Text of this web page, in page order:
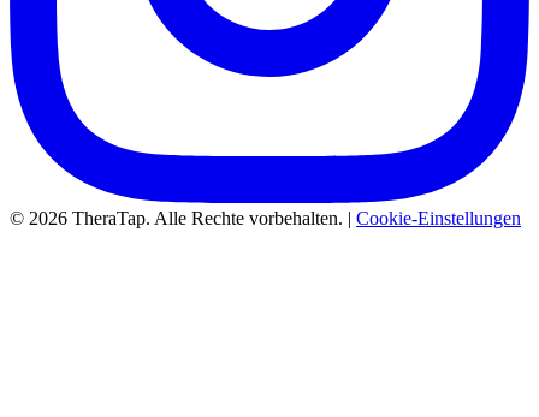
© 2026 TheraTap. Alle Rechte vorbehalten. | Cookie-Einstellungen